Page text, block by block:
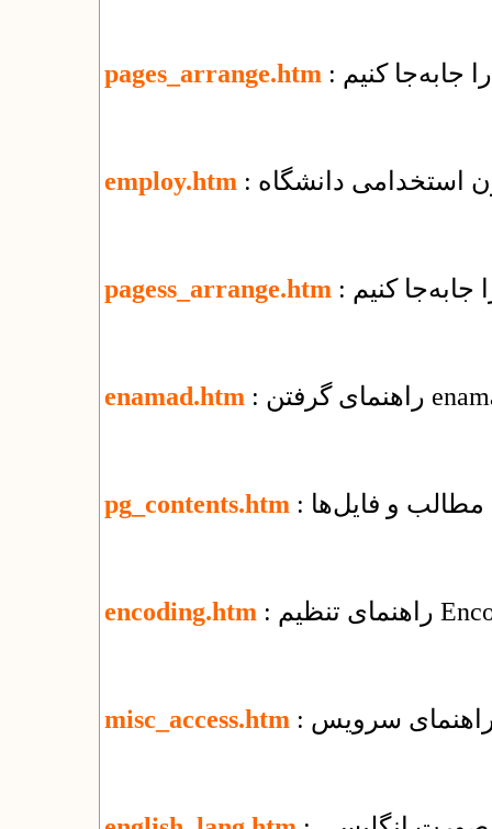
pages_arrange.htm جابه‌جا کنیم
employ.htm استخدامی دانشگاه
pagess_arrange.htm جابه‌جا كنيم
enamad.htm
pg_contents.htm مطالب و فایل‌ها
encoding.htm
misc_access.htm